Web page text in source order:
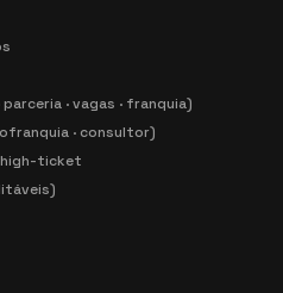
· vagas · franquia)
· consultor)
ticket